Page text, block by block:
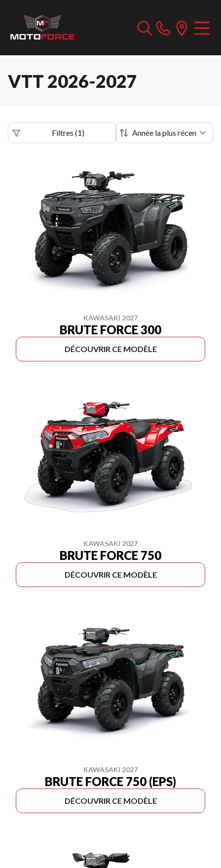
VTT 2026-2027
Filtres (1)
KAWASAKI 2027
BRUTE FORCE 300
DÉCOUVRIR CE MODÈLE
KAWASAKI 2027
BRUTE FORCE 750
DÉCOUVRIR CE MODÈLE
KAWASAKI 2027
BRUTE FORCE 750 (EPS)
DÉCOUVRIR CE MODÈLE